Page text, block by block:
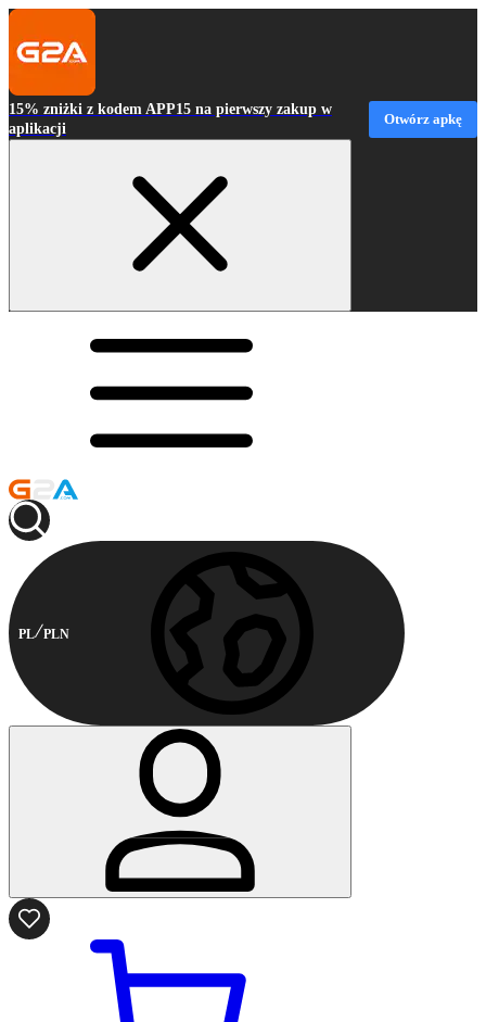
15% zniżki z kodem APP15 na pierwszy zakup w
aplikacji
Otwórz apkę
PL PLN